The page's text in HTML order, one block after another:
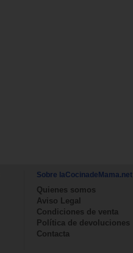
Sobre laCocinadeMama.net
Quienes somos
Aviso Legal
Condiciones de venta
Política de devoluciones
Contacta